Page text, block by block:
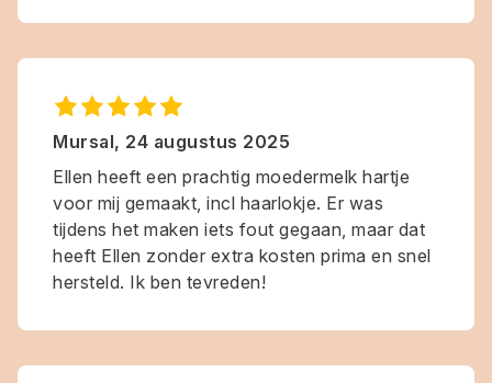
Mursal, 24 augustus 2025
Ellen heeft een prachtig moedermelk hartje
voor mij gemaakt, incl haarlokje. Er was
tijdens het maken iets fout gegaan, maar dat
heeft Ellen zonder extra kosten prima en snel
hersteld. Ik ben tevreden!